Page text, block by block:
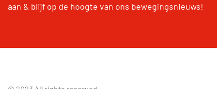
aan & blijf op de hoogte van ons bewegingsnieuws!